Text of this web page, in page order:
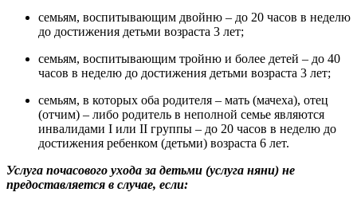
семьям, воспитывающим двойню – до 20 часов в неделю
до достижения детьми возраста 3 лет;
семьям, воспитывающим тройню и более детей – до 40
часов в неделю до достижения детьми возраста 3 лет;
семьям, в которых оба родителя – мать (мачеха), отец
(отчим) – либо родитель в неполной семье являются
инвалидами I или II группы – до 20 часов в неделю до
достижения ребенком (детьми) возраста 6 лет.
Услуга почасового ухода за детьми (услуга няни) не
предоставляется в случае, если: